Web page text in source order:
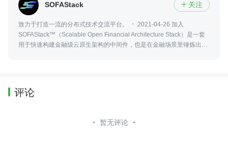
SOFAStack  关注
致力于打造一流的分布式技术交流平台。
2021-04-26 加入
SOFAStack™（Scalable Open Financial Architecture Stack）是一套
用于快速构建金融级云原生架构的中间件，也是在金融场景里锤炼出来
评论
暂无评论